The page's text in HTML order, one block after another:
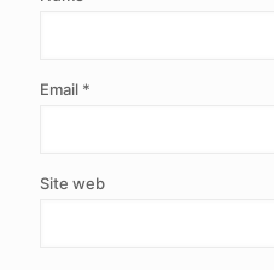
Email *
Site web